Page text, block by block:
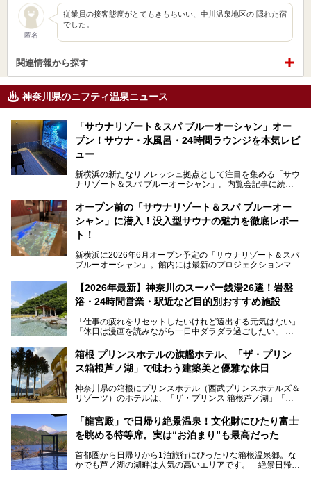
匿名
従業員の接客態度がとてもきもちいい、中川温泉地区の 隠れた宿
でした。
関連情報から探す
神奈川県のニフティ温泉ニュース
「サウナリゾート＆スパ ブルーオーシャン」オー
プン！サウナ・水風呂・24時間ラウンジを本気レビ
ュー
新横浜の新たなリフレッシュ拠点として注目を集める「サウ
ナリゾート＆スパ ブルーオーシャン」。内覧会記事に続
す。サウナや水風呂の気持ちよさはもちろん、リラックスス
ペースの過ごしやすさまで徹底チェック。新横浜エリアで日
常の疲れをリセットしたい人、ライブやスポーツ観戦遠征組
は必見です。
オープン前の「サウナリゾート＆スパ ブルーオー
シャン」に潜入！没入型サウナの魅力を徹底レポー
ト！
新横浜に2026年6月オープン予定の「サウナリゾート＆スパ
ブルーオーシャン」。館内には最新のプロジェクションマッ
的な“没入感（イマーシブ）”を体験できます。
今回は、そんな大注目の施設に一足先にお邪魔し、その全貌
を見学させていただきました！
サウナ室の中に咲き誇る桜、魚たちが泳ぐ水風呂、そしてバ
リのビーチを思わせる休憩スペース…。驚きの連続だった館
内の様子をレポートします！
【2026年最新】神奈川のスーパー銭湯26選！岩盤
浴・24時間営業・駅近など目的別おすすめ施設
「仕事の疲れをリセットしたいけれど遠出する元気はない」
「休日は漫画を読みながら一日中ダラダラ過ごしたい」
たい」
そんな「癒やされたい」という願いを叶えてくれるのが、神
神奈川県には、サウナや岩盤浴、一日中遊べるエンタメ施設
など、“非日常”を味わえるスーパー銭湯が数多く揃っていま
う」という人も多いはず。
そこで今回は、神奈川県内の人気施設26選を「安さ」「岩
業」「駅近」など、目的別に厳選して紹介します。
今の気分にぴったりの施設を見つけて、最高のリフレッシュ
箱根 プリンスホテルの旗艦ホテル、「ザ・プリン
ス箱根芦ノ湖」で味わう建築美と優雅な休日
神奈川県の箱根にプリンスホテル（西武プリンスホテルズ＆
リゾーツ）のホテルは、「ザ・プリンス 箱根芦ノ湖」「芦
「箱根仙石原プリンスホテル」と4軒あり、今回ご紹介する
「ザ・プリンス 箱根芦ノ湖」は、その中でもフラッグシッ
プ（旗艦）に位置づけられる特別なホテルです。
昭和の日本を代表する建築家の一人、村野藤吾が芦ノ湖の畔
に建てた桃源郷のようなホテルがここ。自家源泉の温泉や、
「龍宮殿」で日帰り絶景温泉！文化財にひたり富士
を眺める特等席。実は“お泊まり”も最高だった
首都圏から日帰りから1泊旅行にぴったりな箱根温泉郷。な
かでも芦ノ湖の湖畔は人気の高いエリアです。「絶景日帰り